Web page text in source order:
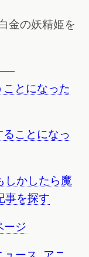
金の妖精姫を
ことになった
ることになっ
しかしたら魔
事を探す
ージ